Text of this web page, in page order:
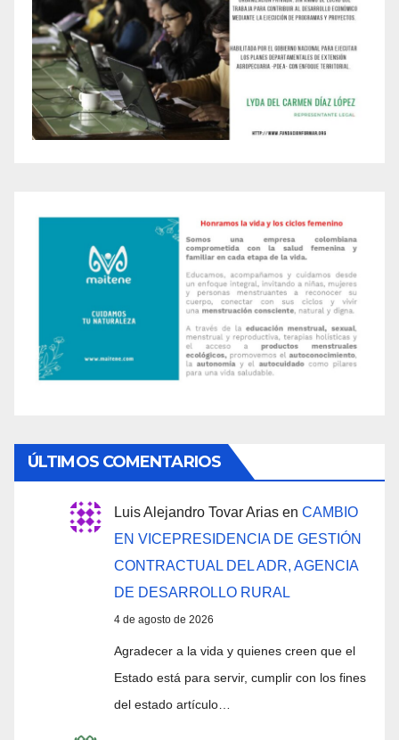
ÚLTIMOS COMENTARIOS
Luis Alejandro Tovar Arias en CAMBIO
EN VICEPRESIDENCIA DE GESTIÓN
CONTRACTUAL DEL ADR, AGENCIA
DE DESARROLLO RURAL
4 de agosto de 2026
Agradecer a la vida y quienes creen que el
Estado está para servir, cumplir con los fines
del estado artículo…